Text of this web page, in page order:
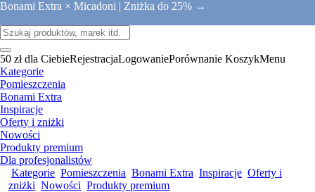
Bonami Extra × Micadoni | Zniżka do 25% →
50 zł dla CiebieRejestracjaLogowaniePorównanie KoszykMenu
Kategorie
Pomieszczenia
Bonami Extra
Inspiracje
Oferty i zniżki
Nowości
Produkty premium
Dla profesjonalistów
Kategorie Pomieszczenia Bonami Extra Inspiracje Oferty i
zniżki Nowości Produkty premium